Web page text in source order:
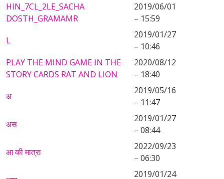
HIN_7CL_2LE_SACHA
DOSTH_GRAMAMR
2019/06/01
– 15:59
L
2019/01/27
– 10:46
PLAY THE MIND GAME IN THE
STORY CARDS RAT AND LION
2020/08/12
– 18:40
अ
2019/05/16
– 11:47
अस
2019/01/27
– 08:44
आ की मात्रा
2022/09/23
– 06:30
2019/01/24